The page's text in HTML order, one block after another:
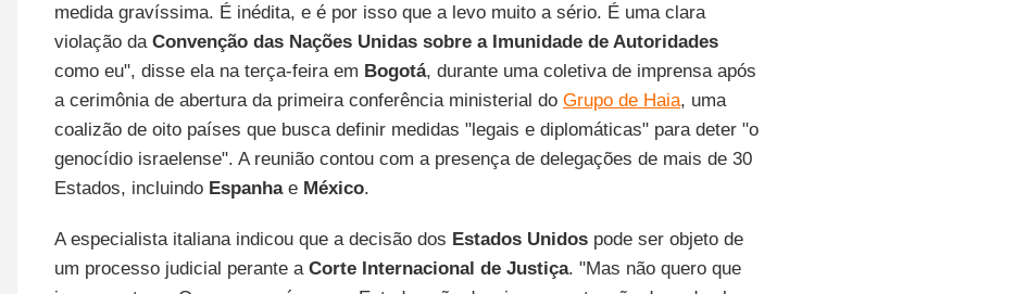
medida gravíssima. É inédita, e é por isso que a levo muito a sério. É uma clara
violação da Convenção das Nações Unidas sobre a Imunidade de Autoridades
como eu", disse ela na terça-feira em Bogotá, durante uma coletiva de imprensa após
a cerimônia de abertura da primeira conferência ministerial do Grupo de Haia, uma
coalizão de oito países que busca definir medidas "legais e diplomáticas" para deter "o
genocídio israelense". A reunião contou com a presença de delegações de mais de 30
Estados, incluindo Espanhae México.
A especialista italiana indicou que a decisão dos Estados Unidospode ser objeto de
um processo judicial perante a Corte Internacional de Justiça. "Mas não quero que